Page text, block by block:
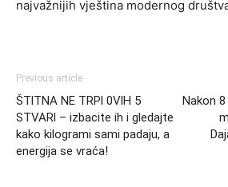
najvažnijih vještina modernog
Previous article
ŠTlTNA NE TRPl 0VlH 5
STVARl – izbacite ih i gledajte
kako kilogrami sami padaju, a
energija se vraća!
Nakon